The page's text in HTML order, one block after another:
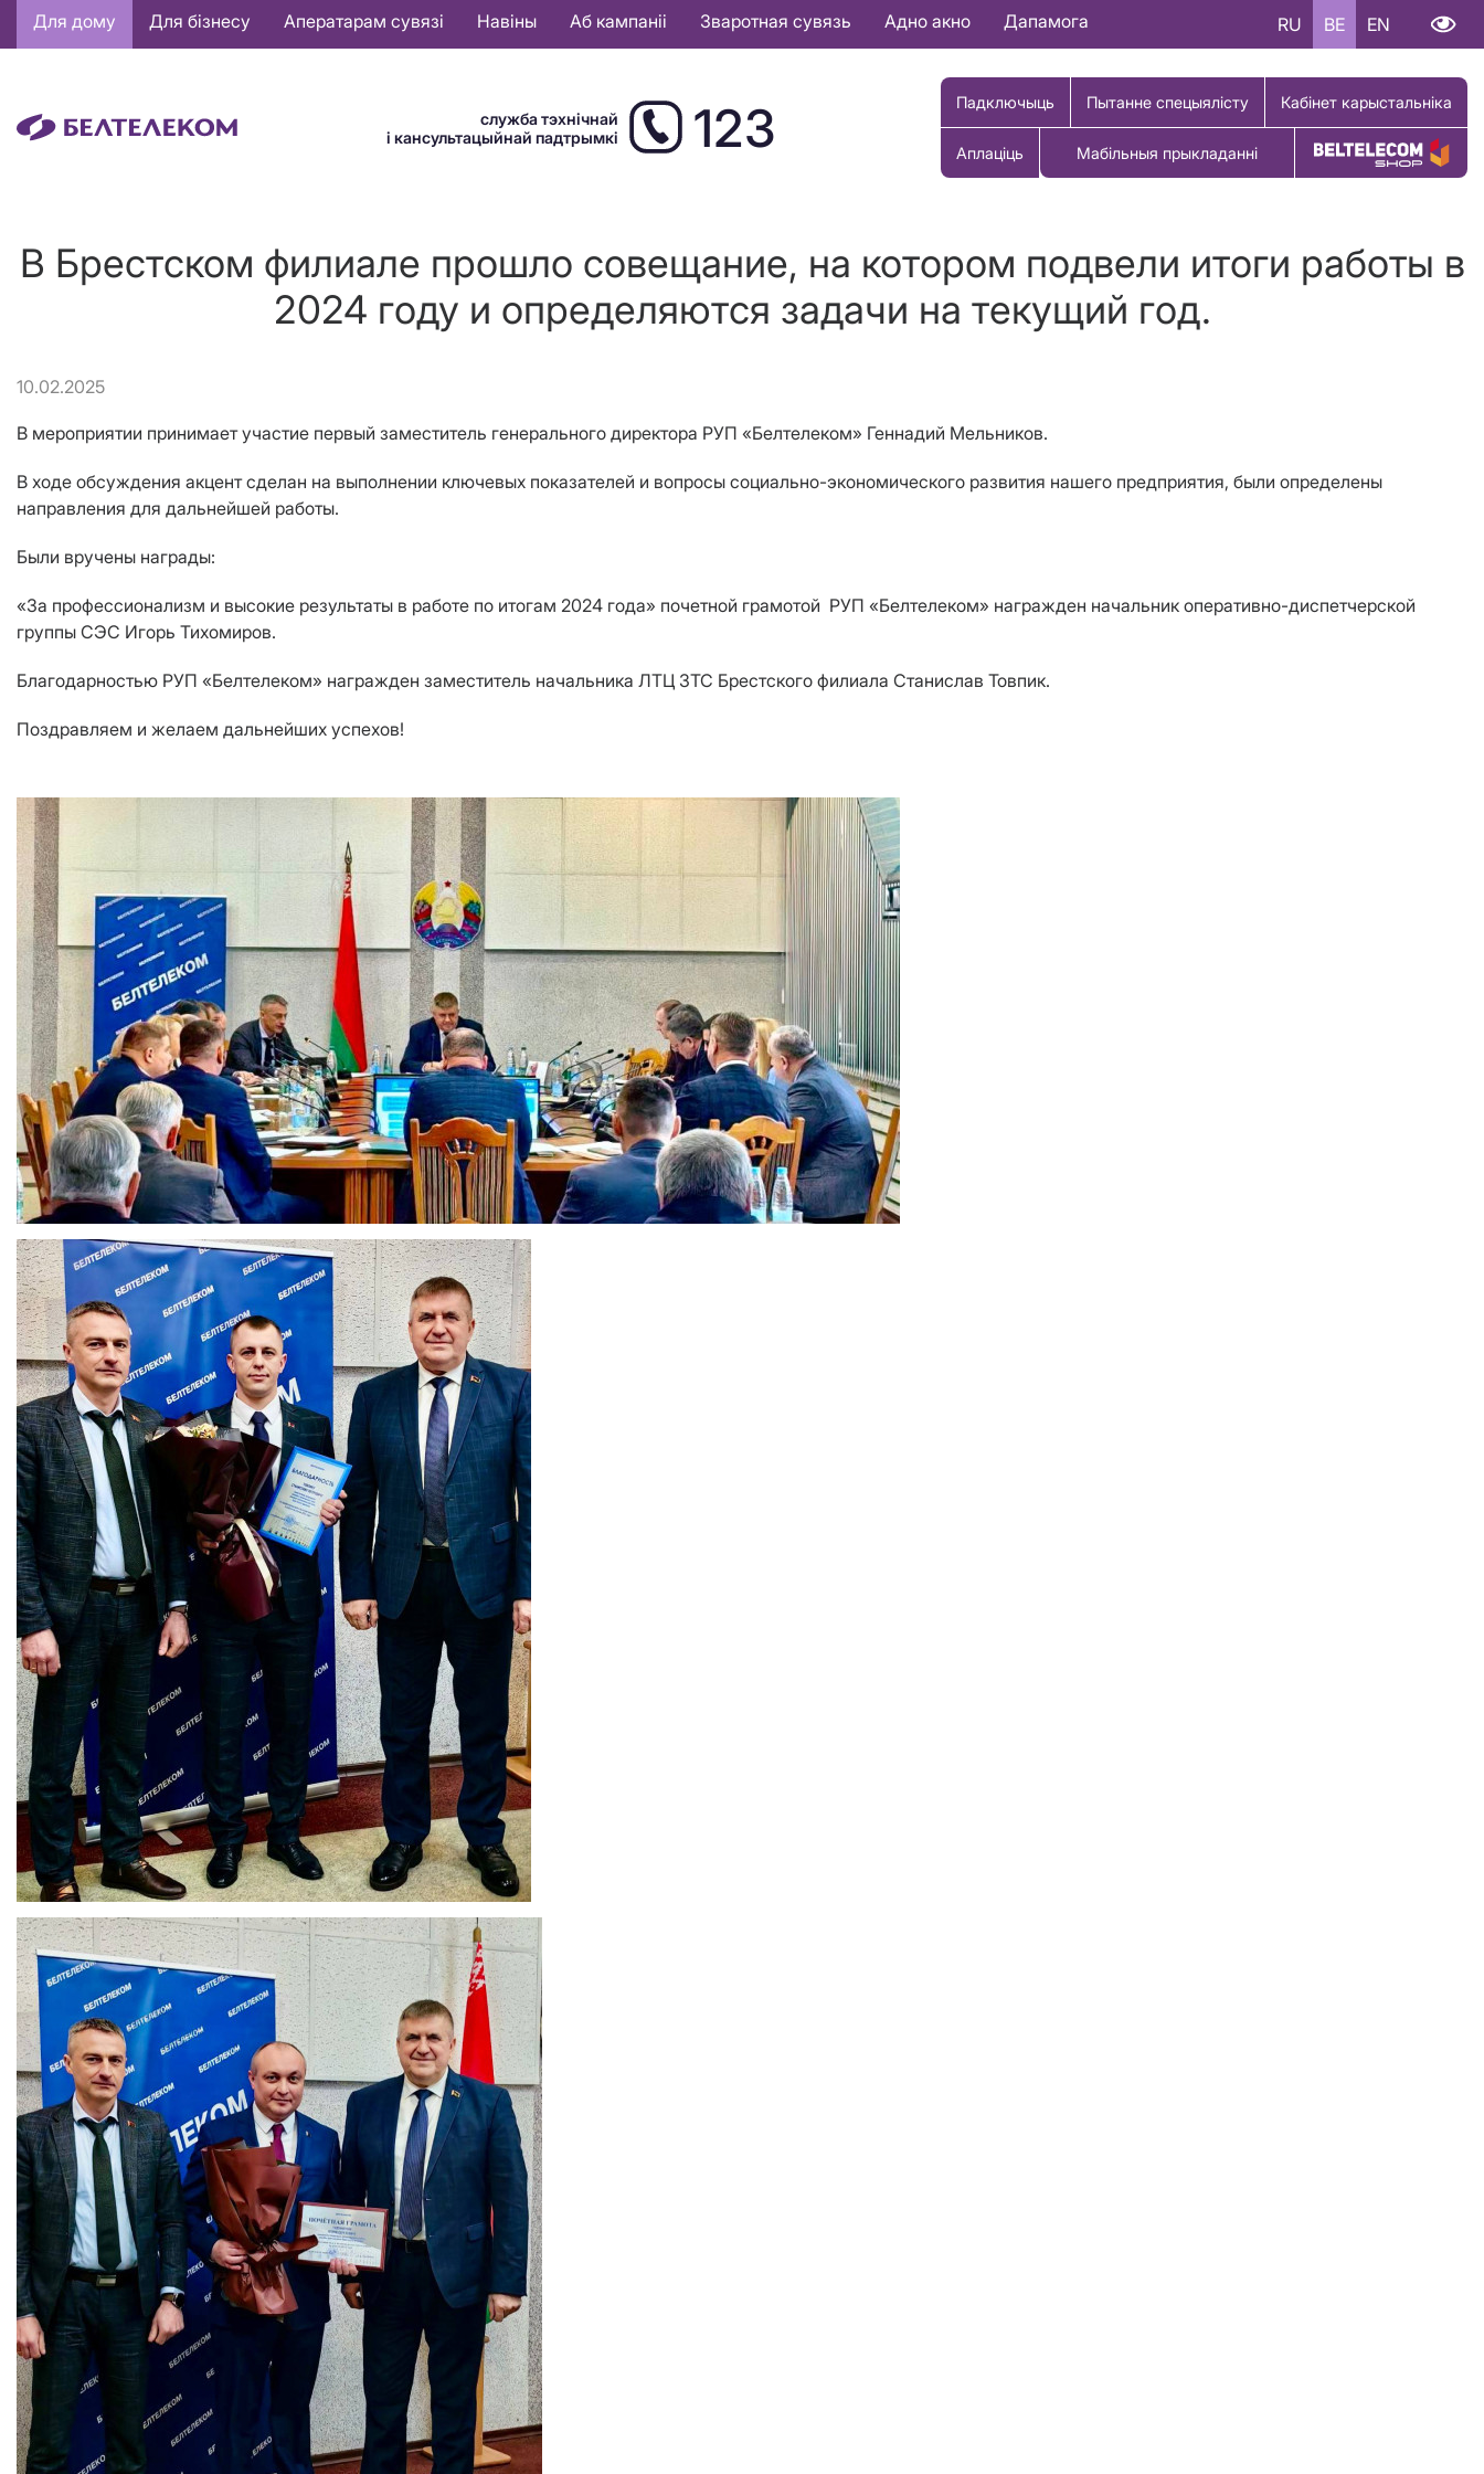
Основная
навигация
Для дому Для бізнесу Аператарам сувязі Навіны Аб кампаніі Зваротная сувязь Адно акно Дапамога RU BE EN
служба тэхнічнай
і кансультацыйнай падтрымкі
123 Падключыць Пытанне спецыялісту Кабінет карыстальніка
Аплаціць Мабільныя прыкладанні Купіць тавар
В Брестском филиале прошло совещание, на котором подвели итоги работы в
2024 году и определяются задачи на текущий год.
10.02.2025
В мероприятии принимает участие первый заместитель генерального директора РУП «Белтелеком» Геннадий Мельников.
В ходе обсуждения акцент сделан на выполнении ключевых показателей и вопросы социально-экономического развития нашего предприятия, были определены
направления для дальнейшей работы.
Были вручены награды:
«За профессионализм и высокие результаты в работе по итогам 2024 года» почетной грамотой РУП «Белтелеком» награжден начальник оперативно-диспетчерской
группы СЭС Игорь Тихомиров.
Благодарностью РУП «Белтелеком» награжден заместитель начальника ЛТЦ ЗТС Брестского филиала Станислав Товпик.
Поздравляем и желаем дальнейших успехов!